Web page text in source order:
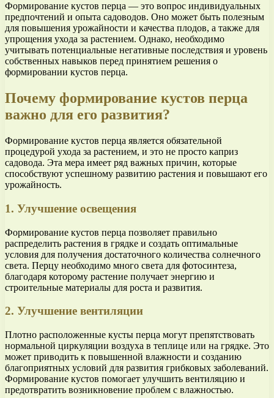
Формирование кустов перца — это вопрос индивидуальных
предпочтений и опыта садоводов. Оно может быть полезным
для повышения урожайности и качества плодов, а также для
упрощения ухода за растением. Однако, необходимо
учитывать потенциальные негативные последствия и уровень
собственных навыков перед принятием решения о
формировании кустов перца.
Почему формирование кустов перца
важно для его развития?
Формирование кустов перца является обязательной
процедурой ухода за растением, и это не просто каприз
садовода. Эта мера имеет ряд важных причин, которые
способствуют успешному развитию растения и повышают его
урожайность.
1. Улучшение освещения
Формирование кустов перца позволяет правильно
распределить растения в грядке и создать оптимальные
условия для получения достаточного количества солнечного
света. Перцу необходимо много света для фотосинтеза,
благодаря которому растение получает энергию и
строительные материалы для роста и развития.
2. Улучшение вентиляции
Плотно расположенные кусты перца могут препятствовать
нормальной циркуляции воздуха в теплице или на грядке. Это
может приводить к повышенной влажности и созданию
благоприятных условий для развития грибковых заболеваний.
Формирование кустов помогает улучшить вентиляцию и
предотвратить возникновение проблем с влажностью.